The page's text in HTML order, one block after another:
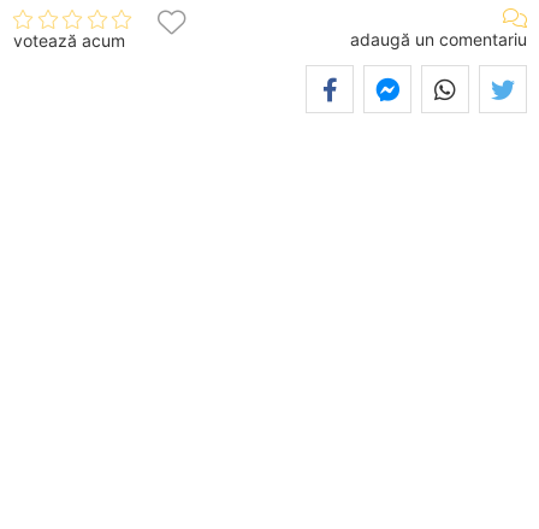
votează acum adaugă un comentariu